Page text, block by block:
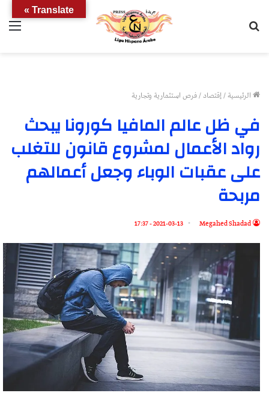
الرئيسية/إقتصاد/فرص استثمارية وتجارية
في ظل عالم المافيا كورونا يبحث
رواد الأعمال لمشروع قانون للتغلب
على عقبات الوباء وجعل أعمالهم
مربحة
Megahed Shadad
2021-03-13 - 17:37
Translate »